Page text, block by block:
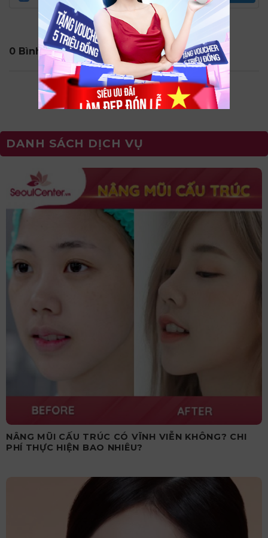
0 Bình Luận
DANH SÁCH DỊCH VỤ
NÂNG MŨI CẤU TRÚC CÓ VĨNH VIỄN KHÔNG? CHI
PHÍ THỰC HIỆN BAO NHIÊU?